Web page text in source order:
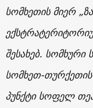
სომხეთის მიერ
შესახებ. სომხური
სომხეთ-თურქეთის
პუნქტი სოფელ